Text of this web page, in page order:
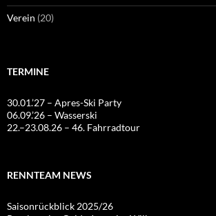
Verein (20)
TERMINE
30.01.’27 – Apres-Ski Party
06.09.’26 – Wasserski
22.–23.08.26 – 46. Fahrradtour
RENNTEAM NEWS
Saisonrückblick 2025/26